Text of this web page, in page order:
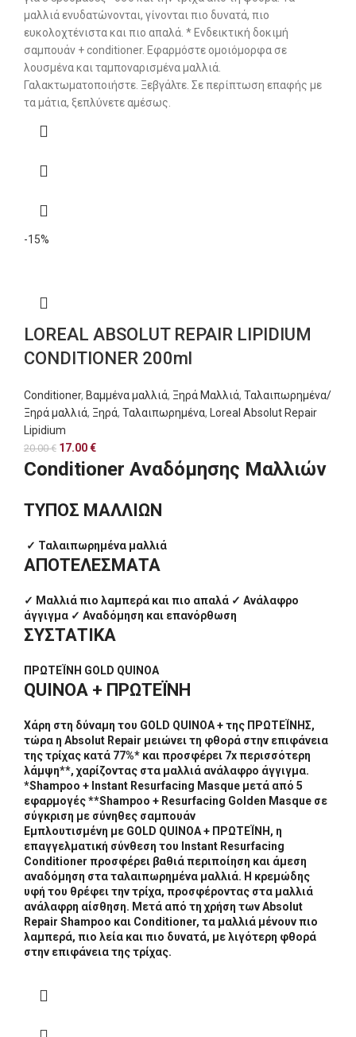
μαλλιά ενυδατώνονται, γίνονται πιο δυνατά, πιο
ευκολοχτένιστα και πιο απαλά. * Ενδεικτική δοκιμή
σαμπουάν + conditioner. Εφαρμόστε ομοιόμορφα σε
λουσμένα και ταμποναρισμένα μαλλιά.
Γαλακτωματοποιήστε. Ξεβγάλτε. Σε περίπτωση επαφής με
τα μάτια, ξεπλύνετε αμέσως.
-15%
LOREAL ABSOLUT REPAIR LIPIDIUM
CONDITIONER 200ml
Conditioner, Βαμμένα μαλλιά, Ξηρά Μαλλιά, Ταλαιπωρημένα/
Ξηρά μαλλιά, Ξηρά, Ταλαιπωρημένα, Loreal Absolut Repair
Lipidium
20.00€ 17.00€
Conditioner Αναδόμησης Μαλλιών
ΤΥΠΟΣ ΜΑΛΛΙΩΝ
✓ Ταλαιπωρημένα μαλλιά
ΑΠΟΤΕΛΕΣΜΑΤΑ
✓ Μαλλιά πιο λαμπερά και πιο απαλά ✓ Ανάλαφρο
άγγιγμα ✓ Αναδόμηση και επανόρθωση
ΣΥΣΤΑΤΙΚΑ
ΠΡΩΤΕΪΝΗ GOLD QUINOA
QUINOA + ΠΡΩΤΕΪΝΗ
Χάρη στη δύναμη του GOLD QUINOA + της ΠΡΩΤΕΪΝΗΣ,
τώρα η Absolut Repair μειώνει τη φθορά στην επιφάνεια
της τρίχας κατά 77%* και προσφέρει 7x περισσότερη
λάμψη**, χαρίζοντας στα μαλλιά ανάλαφρο άγγιγμα.
*Shampoo + Instant Resurfacing Masque μετά από 5
εφαρμογές **Shampoo + Resurfacing Golden Masque σε
σύγκριση με σύνηθες σαμπουάν
Εμπλουτισμένη με GOLD QUINOA + ΠΡΩΤΕΪΝΗ, η
επαγγελματική σύνθεση του Instant Resurfacing
Conditioner προσφέρει βαθιά περιποίηση και άμεση
αναδόμηση στα ταλαιπωρημένα μαλλιά. Η κρεμώδης
υφή του θρέφει την τρίχα, προσφέροντας στα μαλλιά
ανάλαφρη αίσθηση. Μετά από τη χρήση των Absolut
Repair Shampoo και Conditioner, τα μαλλιά μένουν πιο
λαμπερά, πιο λεία και πιο δυνατά, με λιγότερη φθορά
στην επιφάνεια της τρίχας.